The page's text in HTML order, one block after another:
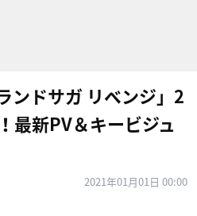
ンドサガ リベンジ」2
最新PV＆キービジュ
2021年01月01日 00:00